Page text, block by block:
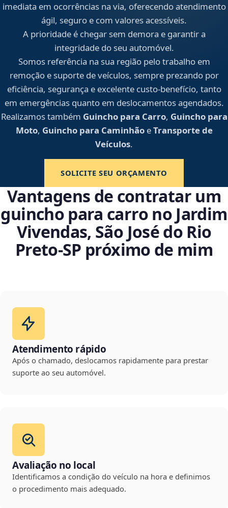
imediata em ocorrências na via, oferecendo atendimento
ágil, seguro e com valores acessíveis.
A prioridade é chegar sem demora e garantir a
integridade do seu automóvel.
Somos referência na sua região pelo trabalho em
remoção e suporte de veículos, sempre prezando por
eficiência, segurança e excelente custo-benefício, tanto
em emergências quanto em deslocamentos agendados.
Realizamos também Guincho para Carro, Guincho para
Moto, Guincho para CaminhãoeTransporte de
Veículos.
SOLICITE SEU ORÇAMENTO
Vantagens de contratar um
guincho para carro no Jardim
Vivendas, São José do Rio
Preto‑SP próximo de mim
Atendimento rápido
Após o chamado, deslocamos rapidamente para prestar
suporte ao seu automóvel.
Avaliação no local
Identificamos a condição do veículo na hora e definimos
o procedimento mais adequado.